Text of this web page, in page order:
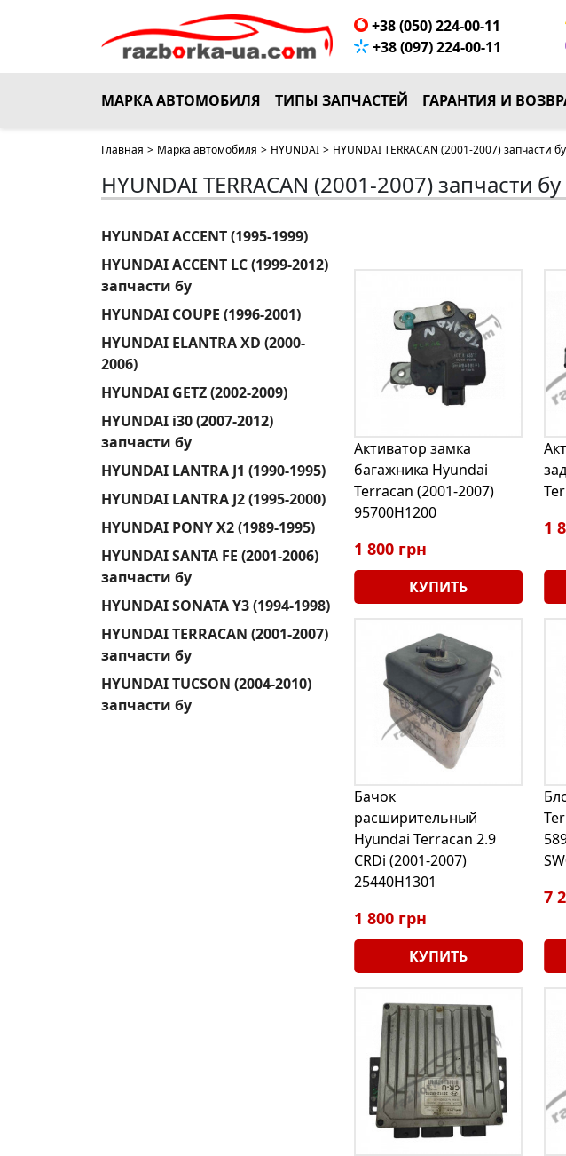
+38 (050) 224-00-11
+38 (097) 224-00-11
МАРКА АВТОМОБИЛЯ ТИПЫ ЗАПЧАСТЕЙ ГАРАНТИЯ И
Главная > Марка автомобиля > HYUNDAI > HYUNDAI TERRACAN (2001-2007) запчасти бу
HYUNDAI TERRACAN (2001-2007) запчасти бу
HYUNDAI ACCENT (1995-1999)
HYUNDAI ACCENT LC (1999-2012)
запчасти бу
HYUNDAI COUPE (1996-2001)
HYUNDAI ELANTRA XD (2000-
2006)
HYUNDAI GETZ (2002-2009)
HYUNDAI i30 (2007-2012)
запчасти бу
HYUNDAI LANTRA J1 (1990-1995)
HYUNDAI LANTRA J2 (1995-2000)
HYUNDAI PONY X2 (1989-1995)
HYUNDAI SANTA FE (2001-2006)
запчасти бу
HYUNDAI SONATA Y3 (1994-1998)
HYUNDAI TERRACAN (2001-2007)
запчасти бу
HYUNDAI TUCSON (2004-2010)
запчасти бу
Активатор замка
багажника Hyundai
Terracan (2001-2007)
95700H1200
1 800 грн
КУПИТЬ
1
Бачок
расширительный
Hyundai Terracan 2.9
CRDi (2001-2007)
25440H1301
1 800 грн
КУПИТЬ
7